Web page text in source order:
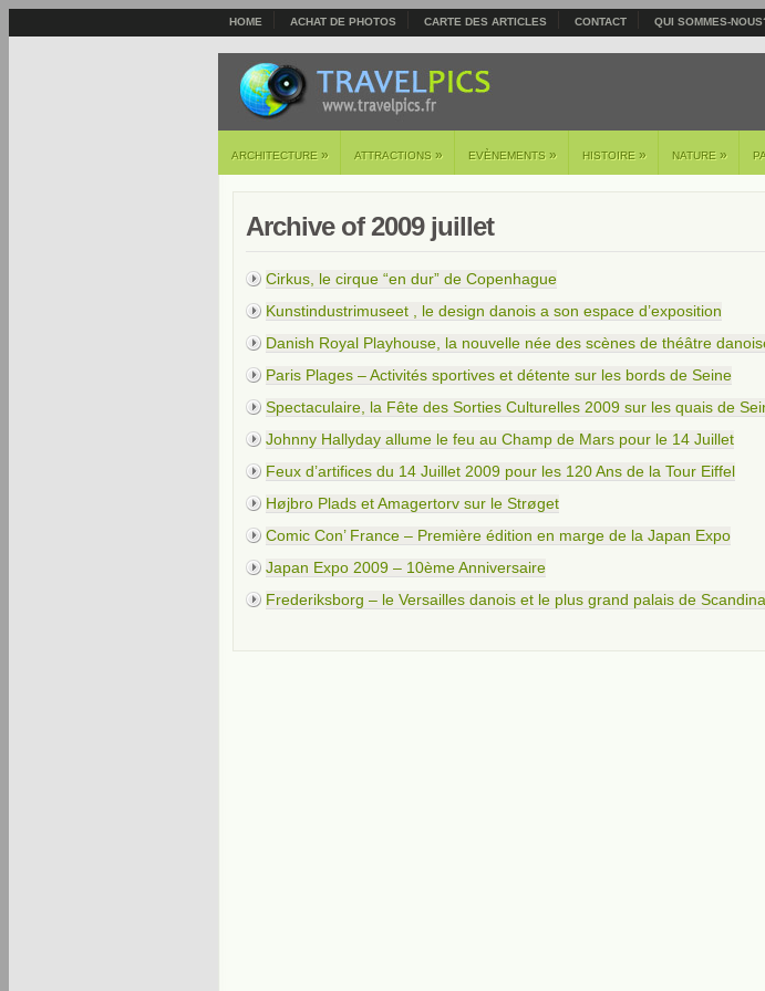
HOME ACHAT DE PHOTOS CARTE DES ARTICLES CONTACT QUI SOMMES-
ARCHITECTURE » ATTRACTIONS » EVÈNEMENTS » HISTOIRE » NATURE »
Archive of 2009 juillet
Cirkus, le cirque “en dur” de Copenhague
Kunstindustrimuseet , le design danois a son espace d’exposition
Danish Royal Playhouse, la nouvelle née des scènes de théâtre
Paris Plages – Activités sportives et détente sur les bords de Seine
Spectaculaire, la Fête des Sorties Culturelles 2009 sur les quais de
Johnny Hallyday allume le feu au Champ de Mars pour le 14 Juillet
Feux d’artifices du 14 Juillet 2009 pour les 120 Ans de la Tour Eiffel
Højbro Plads et Amagertorv sur le Strøget
Comic Con’ France – Première édition en marge de la Japan Expo
Japan Expo 2009 – 10ème Anniversaire
Frederiksborg – le Versailles danois et le plus grand palais de